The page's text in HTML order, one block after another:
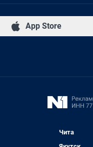
App Store
Чита